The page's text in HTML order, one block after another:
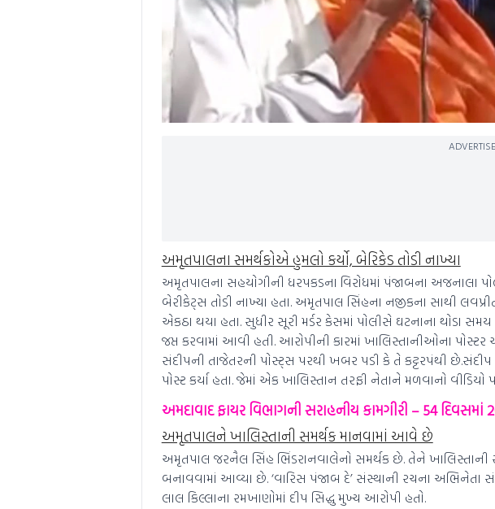
અમૃતપાલના સમર્થકોએ હુમલો કર્યો, બેરિકેડ તોડી નાખ્યા
અમૃતપાલના સહયોગીની ધરપકડના વિરોધમાં પંજાબના અજનાલા
બેરીકેટ્સ તોડી નાખ્યા હતા. અમૃતપાલ સિંહના નજીકના સાથી
એકઠા થયા હતા. સુધીર સૂરી મર્ડર કેસમાં પોલીસે ઘટનાના થોડા
જપ્ત કરવામાં આવી હતી. આરોપીની કારમાં ખાલિસ્તાનીઓના
સંદીપની તાજેતરની પોસ્ટ્સ પરથી ખબર પડી કે તે કટ્ટરપંથી
પોસ્ટ કર્યા હતા. જેમાં એક ખાલિસ્તાન તરફી નેતાને મળવાનો
અમદાવાદ ફાયર વિભાગની સરાહનીય કામગીરી – 54
અમૃતપાલને ખાલિસ્તાની સમર્થક માનવામાં આવે છે
અમૃતપાલ જરનૈલ સિંહ ભિંડરાનવાલેનો સમર્થક છે. તેને
બનાવવામાં આવ્યા છે. ‘વારિસ પંજાબ દે’ સંસ્થાની રચના અભિનેતા
લાલ કિલ્લાના રમખાણોમાં દીપ સિદ્ધુ મુખ્ય આરોપી હતો.